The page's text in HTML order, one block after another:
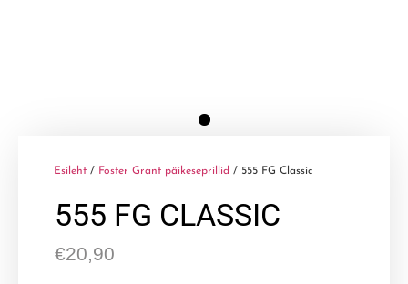
Esileht / Foster Grant päikeseprillid / 555 FG Classic
555 FG CLASSIC
€20,90